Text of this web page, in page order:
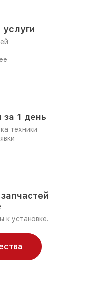
1 день
техники
к установке.